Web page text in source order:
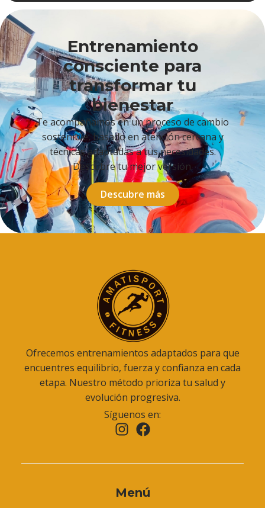
Entrenamiento
consciente para
transformar tu
bienestar
Te acompañamos en un proceso de cambio
sostenible, basado en atención cercana y
técnicas adaptadas a tus necesidades.
Descubre tu mejor versión.
Descubre más
Ofrecemos entrenamientos adaptados para que
encuentres equilibrio, fuerza y confianza en cada
etapa. Nuestro método prioriza tu salud y
evolución progresiva.
Síguenos en:
Menú